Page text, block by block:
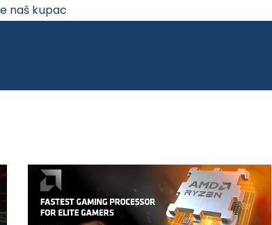
naš kupac